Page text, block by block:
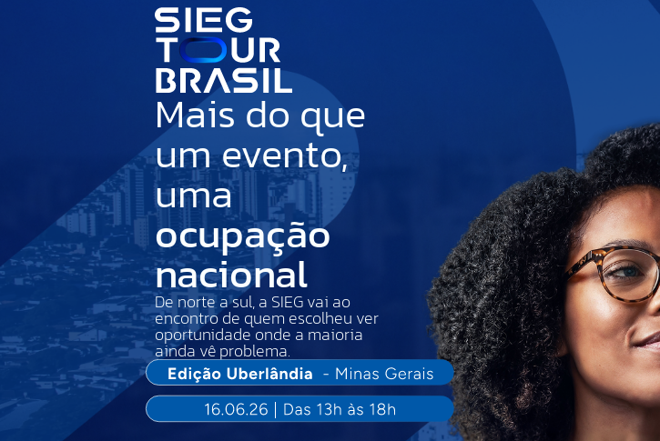
Mais do que
um evento,
uma
ocupação
nacional
De norte a sul, a SIEG vai ao
encontro de quem escolheu ver
oportunidade onde a maioria
ainda vê problema.